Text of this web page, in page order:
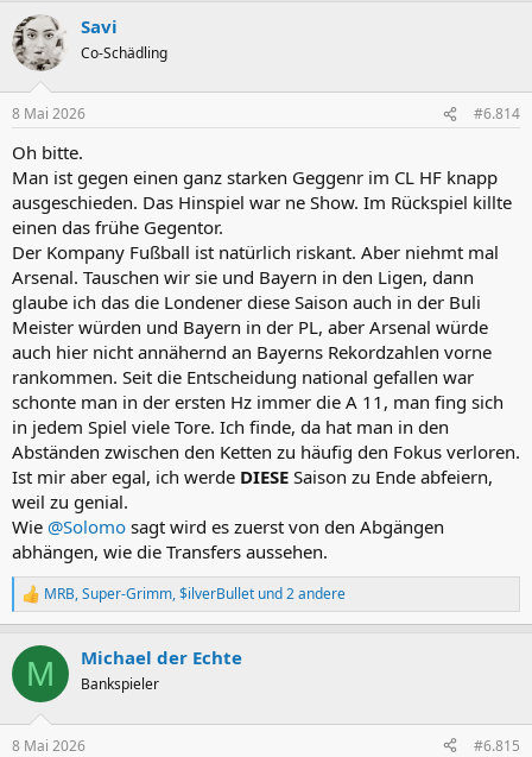
k
t
i
e
:
Savi
Co-Schädling
8 Mai 2026 #6.814
Oh bitte.
Man ist gegen einen ganz starken Geggenr im CL HF knapp
ausgeschieden. Das Hinspiel war ne Show. Im Rückspiel killte
einen das frühe Gegentor.
Der Kompany Fußball ist natürlich riskant. Aber niehmt mal
Arsenal. Tauschen wir sie und Bayern in den Ligen, dann
glaube ich das die Londener diese Saison auch in der Buli
Meister würden und Bayern in der PL, aber Arsenal würde
auch hier nicht annähernd an Bayerns Rekordzahlen vorne
rankommen. Seit die Entscheidung national gefallen war
schonte man in der ersten Hz immer die A 11, man fing sich
in jedem Spiel viele Tore. Ich finde, da hat man in den
Abständen zwischen den Ketten zu häufig den Fokus verloren.
Ist mir aber egal, ich werde DIESE Saison zu Ende abfeiern,
weil zu genial.
Wie @Solomo sagt wird es zuerst von den Abgängen
abhängen, wie die Transfers aussehen.
R
e
k
i
MRB,Super-Grimm,$ilverBullet und 2 andere
M Michael der Echte
Bankspieler
8 Mai 2026 #6.815